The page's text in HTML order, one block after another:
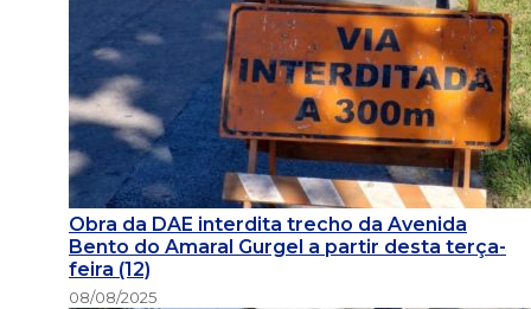
Obra da DAE interdita trecho da Avenida
Bento do Amaral Gurgel a partir desta terça-
feira (12)
08/08/2025